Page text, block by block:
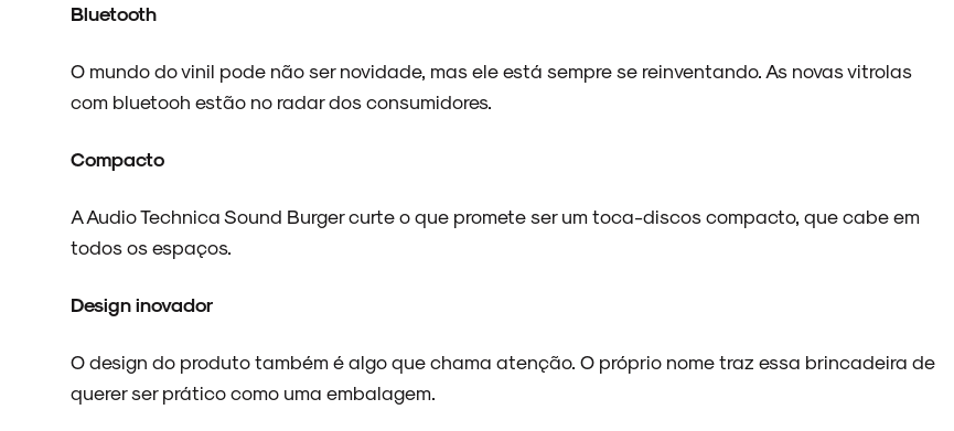
ESPECIAIS
NOVIDADES
Bluetooth
O mundo do vinil pode não ser novidade, mas ele está sempre se reinventando. As novas vitrolas
com bluetooh estão no radar dos consumidores.
Compacto
A Audio Technica Sound Burger curte o que promete ser um toca-discos compacto, que cabe em
todos os espaços.
Design inovador
O design do produto também é algo que chama atenção. O próprio nome traz essa brincadeira de
querer ser prático como uma embalagem.